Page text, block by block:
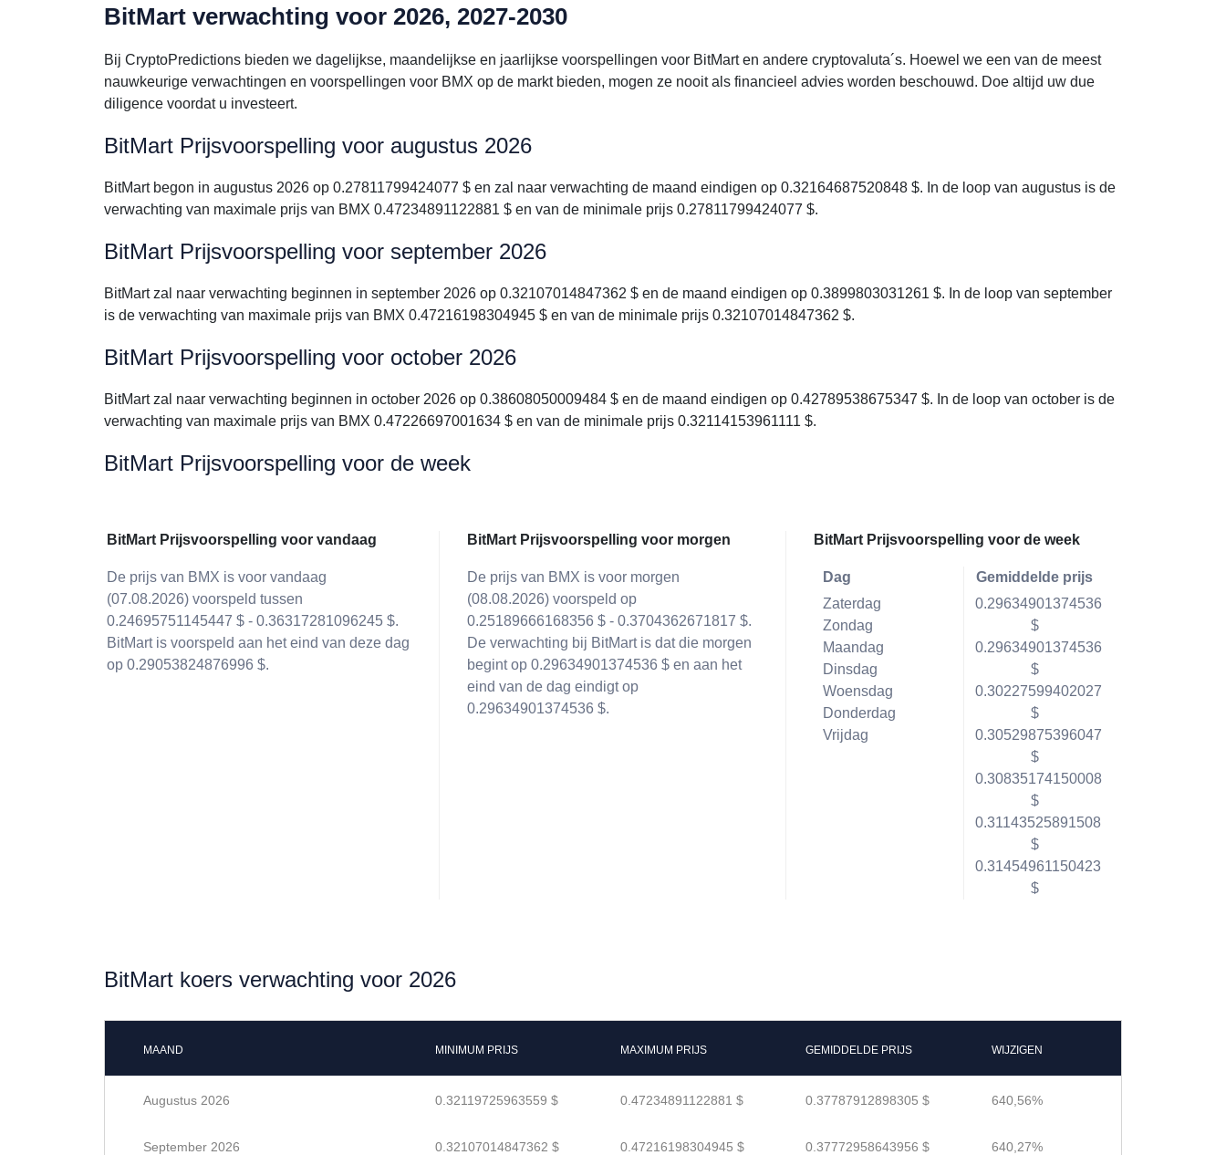
BitMart verwachting voor 2026, 2027-2030
Bij CryptoPredictions bieden we dagelijkse, maandelijkse en jaarlijkse voorspellingen voor BitMart en andere cryptovaluta´s. Hoewel we een van de meest
nauwkeurige verwachtingen en voorspellingen voor BMX op de markt bieden, mogen ze nooit als financieel advies worden beschouwd. Doe altijd uw due
diligence voordat u investeert.
BitMart Prijsvoorspelling voor augustus 2026
BitMart begon in augustus 2026 op 0.27811799424077 $ en zal naar verwachting de maand eindigen op 0.32164687520848 $. In de loop van augustus is de
verwachting van maximale prijs van BMX 0.47234891122881 $ en van de minimale prijs 0.27811799424077 $.
BitMart Prijsvoorspelling voor september 2026
BitMart zal naar verwachting beginnen in september 2026 op 0.32107014847362 $ en de maand eindigen op 0.3899803031261 $. In de loop van september
is de verwachting van maximale prijs van BMX 0.47216198304945 $ en van de minimale prijs 0.32107014847362 $.
BitMart Prijsvoorspelling voor october 2026
BitMart zal naar verwachting beginnen in october 2026 op 0.38608050009484 $ en de maand eindigen op 0.42789538675347 $. In de loop van october is de
verwachting van maximale prijs van BMX 0.47226697001634 $ en van de minimale prijs 0.32114153961111 $.
BitMart Prijsvoorspelling voor de week
BitMart Prijsvoorspelling voor vandaag
De prijs van BMX is voor vandaag
(07.08.2026) voorspeld tussen
0.24695751145447 $ - 0.36317281096245 $.
BitMart is voorspeld aan het eind van deze dag
op 0.29053824876996 $.
BitMart Prijsvoorspelling voor morgen
De prijs van BMX is voor morgen
(08.08.2026) voorspeld op
0.25189666168356 $ - 0.3704362671817 $.
De verwachting bij BitMart is dat die morgen
begint op 0.29634901374536 $ en aan het
eind van de dag eindigt op
0.29634901374536 $.
BitMart Prijsvoorspelling voor de week
Dag
Zaterdag
Zondag
Maandag
Dinsdag
Woensdag
Donderdag
Vrijdag
Gemiddelde prijs
0.29634901374536
$
0.29634901374536
$
0.30227599402027
$
0.30529875396047
$
0.30835174150008
$
0.31143525891508
$
0.31454961150423
$
BitMart koers verwachting voor 2026
MAAND MINIMUM PRIJS MAXIMUM PRIJS GEMIDDELDE PRIJS WIJZIGEN
Augustus 2026 0.32119725963559 $ 0.47234891122881 $ 0.37787912898305 $ 640,56%
September 2026 0.32107014847362 $ 0.47216198304945 $ 0.37772958643956 $ 640,27%